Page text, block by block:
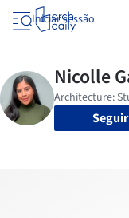
Iniciar sessão
Seguir